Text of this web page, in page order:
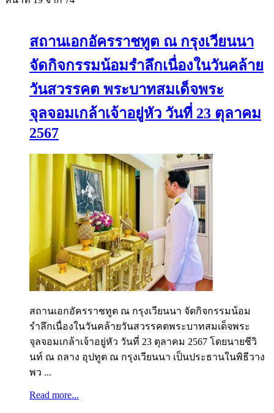
สถานเอกอัครราชทูต ณ กรุงเวียนนา
จัดกิจกรรมน้อมรำลึกเนื่องในวันคล้าย
วันสวรรคต พระบาทสมเด็จพระ
จุลจอมเกล้าเจ้าอยู่หัว วันที่ 23 ตุลาคม
2567
สถานเอกอัครราชทูต ณ กรุงเวียนนา จัดกิจกรรมน้อม
รำลึกเนื่องในวันคล้ายวันสวรรคตพระบาทสมเด็จพระ
จุลจอมเกล้าเจ้าอยู่หัว วันที่ 23 ตุลาคม 2567 โดยนายชีวิ
นท์ ณ ถลาง อุปทูต ณ กรุงเวียนนา เป็นประธานในพิธีวาง
พว ...
Read more...